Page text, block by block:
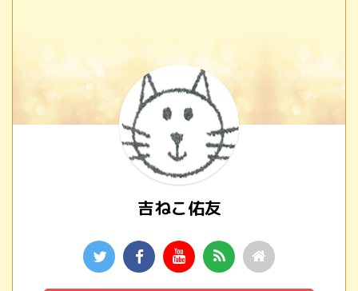
の？と不安に思っている
方いらしゃると思いま
す。 本当に些細な事から
ご依頼をお受けして皆様
にご満足頂いておりま
す。 当社 株式会社 吉
ねこ佑友（よしねこゆう
いただくために リニュー
是非！ご確認ください。
リニューアルオープン
吉ねこ佑友